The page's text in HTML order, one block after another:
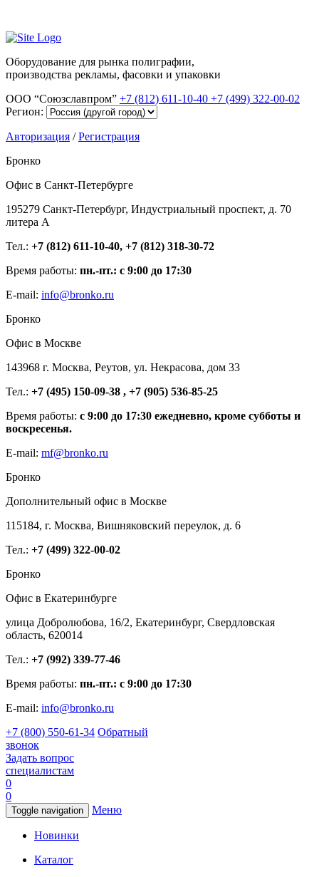
Оборудование для рынка полиграфии,
производства рекламы, фасовки и упаковки
ООО “Союзславпром” +7 (812) 611-10-40 +7 (499) 322-00-02
Регион:
Авторизация /Регистрация
Бронко
Офис в Санкт-Петербурге
195279 Санкт-Петербург, Индустриальный проспект, д. 70
литера А
Тел.: +7 (812) 611-10-40, +7 (812) 318-30-72
Время работы: пн.-пт.: с 9:00 до 17:30
E-mail: info@bronko.ru
Бронко
Офис в Москве
143968 г. Москва, Реутов, ул. Некрасова, дом 33
Тел.: +7 (495) 150-09-38 , +7 (905) 536-85-25
Время работы: с 9:00 до 17:30 ежедневно, кроме субботы и
воскресенья.
E-mail: mf@bronko.ru
Бронко
Дополнительный офис в Москве
115184, г. Москва, Вишняковский переулок, д. 6
Тел.: +7 (499) 322-00-02
Бронко
Офис в Екатеринбурге
улица Добролюбова, 16/2, Екатеринбург, Свердловская
область, 620014
Тел.: +7 (992) 339-77-46
Время работы: пн.-пт.: с 9:00 до 17:30
E-mail: info@bronko.ru
+7 (800) 550-61-34 Обратный
звонок
Задать вопрос
специалистам
0
0
Toggle navigation Меню
Новинки
Каталог